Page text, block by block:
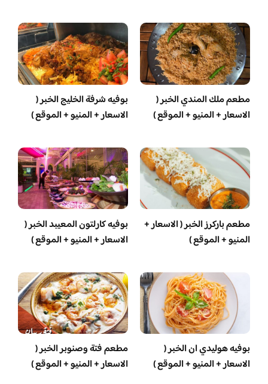
مطعم ملك المندي الخبر (
الاسعار + المنيو + الموقع )
بوفيه شرفة الخليج الخبر (
الاسعار + المنيو + الموقع )
مطعم باركرز الخبر ( الاسعار +
المنيو + الموقع )
بوفيه كارلتون المعيبد الخبر (
الاسعار + المنيو + الموقع )
بوفيه هوليدي ان الخبر (
الاسعار + المنيو + الموقع )
مطعم فتة وصنوبر الخبر (
الاسعار + المنيو + الموقع )